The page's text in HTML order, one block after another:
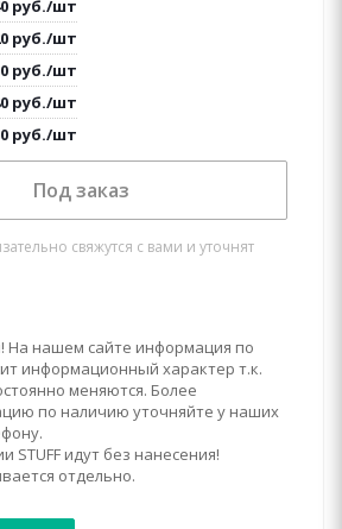
руб./шт
руб./шт
руб./шт
руб./шт
руб./шт
Под заказ
свяжутся с вами и уточнят
На нашем сайте информация по
информационный характер т.к.
меняются. Более
по наличию уточняйте у наших
STUFF идут без нанесения!
отдельно.